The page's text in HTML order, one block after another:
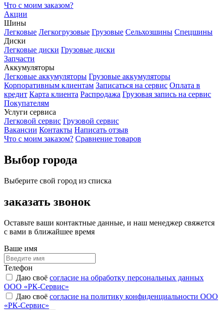
Что с моим заказом?
Акции
Шины
Легковые Легкогрузовые Грузовые Сельхозшины Спецшины
Диски
Легковые диски Грузовые диски
Запчасти
Аккумуляторы
Легковые аккумуляторы Грузовые аккумуляторы
Корпоративным клиентам Записаться на сервис Оплата в
кредит Карта клиента Распродажа Грузовая запись на сервис
Покупателям
Услуги сервиса
Легковой сервис Грузовой сервис
Вакансии Контакты Написать отзыв
Что с моим заказом? Сравнение товаров
Выбор города
Выберите свой город из списка
заказать звонок
Оставьте ваши контактные данные, и наш менеджер свяжется
с вами в ближайшее время
Ваше имя
Телефон
Даю своё согласие на обработку персональных данных
ООО «РК-Сервис»
Даю своё согласие на политику конфиденциальности ООО
«РК-Сервис»